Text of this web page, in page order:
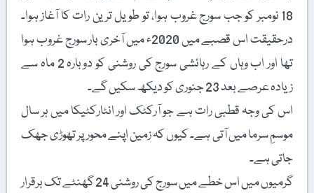
18 نومبر کو جب سورج غروب ہوا، تو طویل ترین رات کا آغاز ہوا۔
درحقیقت اس قصبے میں 2020ء میں آخری بار سورج غروب ہوا
تھا اور اب وہاں کے رہائشی سورج کی روشنی کو دوبارہ 2 ماہ سے
زیادہ عرصے بعد 23 جنوری کو دیکھ سکیں گے۔
اس کی وجہ قطبی رات ہے جو آرکٹک اور انٹارکٹیکا میں ہر سال
موسمِ سرما میں آتی ہے۔ کیوں کہ زمین اپنے محور پر تھوڑی جھک
جاتی ہے۔
گرمیوں میں اس خطے میں سورج کی روشنی 24 گھنٹے تک برقرار